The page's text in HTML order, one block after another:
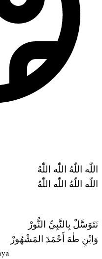
اللّٰه اللّٰهُ اللّٰه اللّٰهُ
اللّٰه اللّٰهُ اللّٰه اللّٰهُ
نَتَوَسَّلْ بِالنَّبِيِّ النُّورْ
وَابْنِ طٰهَ أَحْمَدَ المَشْهُورْ